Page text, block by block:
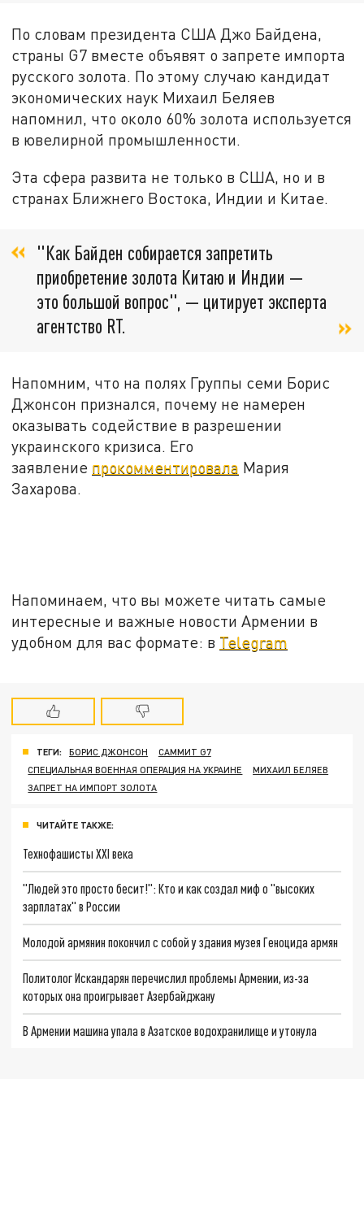
По словам президента США Джо Байдена,
страны G7 вместе объявят о запрете импорта
русского золота. По этому случаю кандидат
экономических наук Михаил Беляев
напомнил, что около 60% золота используется
в ювелирной промышленности.
Эта сфера развита не только в США, но и в
странах Ближнего Востока, Индии и Китае.
"Как Байден собирается запретить
приобретение золота Китаю и Индии —
это большой вопрос", — цитирует эксперта
агентство RT.
Напомним, что на полях Группы семи Борис
Джонсон признался, почему не намерен
оказывать содействие в разрешении
украинского кризиса. Его
заявление прокомментировала Мария
Захарова.
Напоминаем, что вы можете читать самые
интересные и важные новости Армении в
удобном для вас формате: в Telegram
ТЕГИ: БОРИС ДЖОНСОН
САММИТ G7
СПЕЦИАЛЬНАЯ ВОЕННАЯ ОПЕРАЦИЯ НА УКРАИНЕ
МИХАИЛ БЕЛЯЕВ
ЗАПРЕТ НА ИМПОРТ ЗОЛОТА
ЧИТАЙТЕ ТАКЖЕ:
Технофашисты XXI века
"Людей это просто бесит!": Кто и как создал миф о "высоких
зарплатах" в России
Молодой армянин покончил с собой у здания музея Геноцида армян
Политолог Искандарян перечислил проблемы Армении, из-за
которых она проигрывает Азербайджану
В Армении машина упала в Азатское водохранилище и утонула